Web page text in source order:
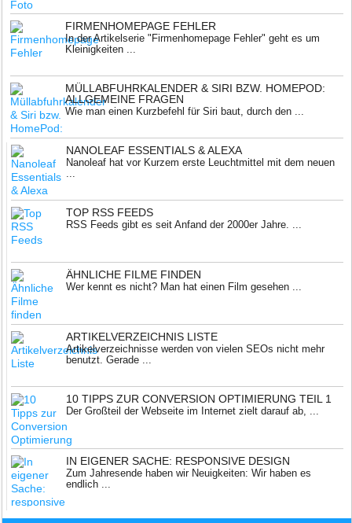
FIRMENHOMEPAGE FEHLER
In der Artikelserie "Firmenhomepage Fehler" geht es um
Kleinigkeiten ...
MÜLLABFUHRKALENDER & SIRI BZW. HOMEPOD:
ALLGEMEINE FRAGEN
Wie man einen Kurzbefehl für Siri baut, durch den ...
NANOLEAF ESSENTIALS & ALEXA
Nanoleaf hat vor Kurzem erste Leuchtmittel mit dem neuen
...
TOP RSS FEEDS
RSS Feeds gibt es seit Anfand der 2000er Jahre. ...
ÄHNLICHE FILME FINDEN
Wer kennt es nicht? Man hat einen Film gesehen ...
ARTIKELVERZEICHNIS LISTE
Artikelverzeichnisse werden von vielen SEOs nicht mehr
benutzt. Gerade ...
10 TIPPS ZUR CONVERSION OPTIMIERUNG TEIL 1
Der Großteil der Webseite im Internet zielt darauf ab, ...
IN EIGENER SACHE: RESPONSIVE DESIGN
Zum Jahresende haben wir Neuigkeiten: Wir haben es
endlich ...